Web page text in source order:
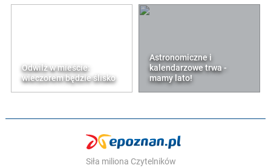
Odwilż w mieście:
wieczorem będzie ślisko
Astronomiczne i
kalendarzowe trwa -
mamy lato!
Siła miliona Czytelników